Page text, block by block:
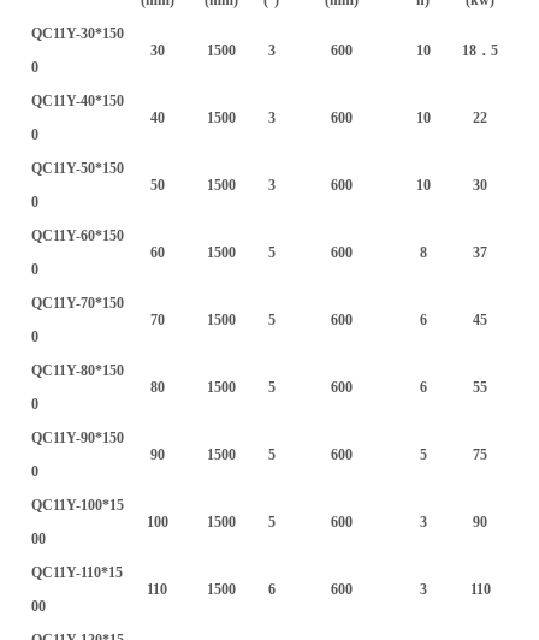
QC11Y-30*150
0
30 1500 3 600 10 18．5
QC11Y-40*150
0
40 1500 3 600 10 22
QC11Y-50*150
0
50 1500 3 600 10 30
QC11Y-60*150
0
60 1500 5 600 8 37
QC11Y-70*150
0
70 1500 5 600 6 45
QC11Y-80*150
0
80 1500 5 600 6 55
QC11Y-90*150
0
90 1500 5 600 5 75
QC11Y-100*15
00
100 1500 5 600 3 90
QC11Y-110*15
00
110 1500 6 600 3 110